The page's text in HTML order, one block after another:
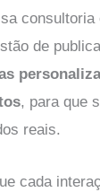
de
, para que
reais.
cada